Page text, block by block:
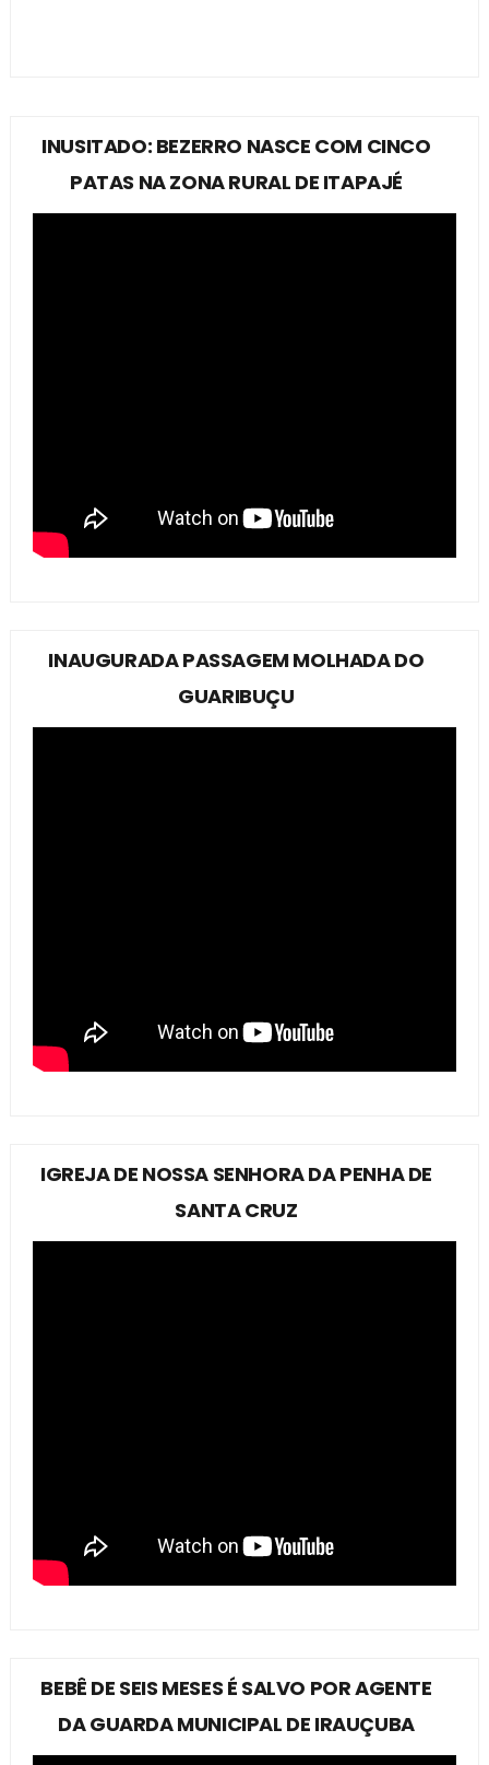
INUSITADO: BEZERRO NASCE COM CINCO
PATAS NA ZONA RURAL DE ITAPAJÉ
INAUGURADA PASSAGEM MOLHADA DO
GUARIBUÇU
IGREJA DE NOSSA SENHORA DA PENHA DE
SANTA CRUZ
BEBÊ DE SEIS MESES É SALVO POR AGENTE
DA GUARDA MUNICIPAL DE IRAUÇUBA